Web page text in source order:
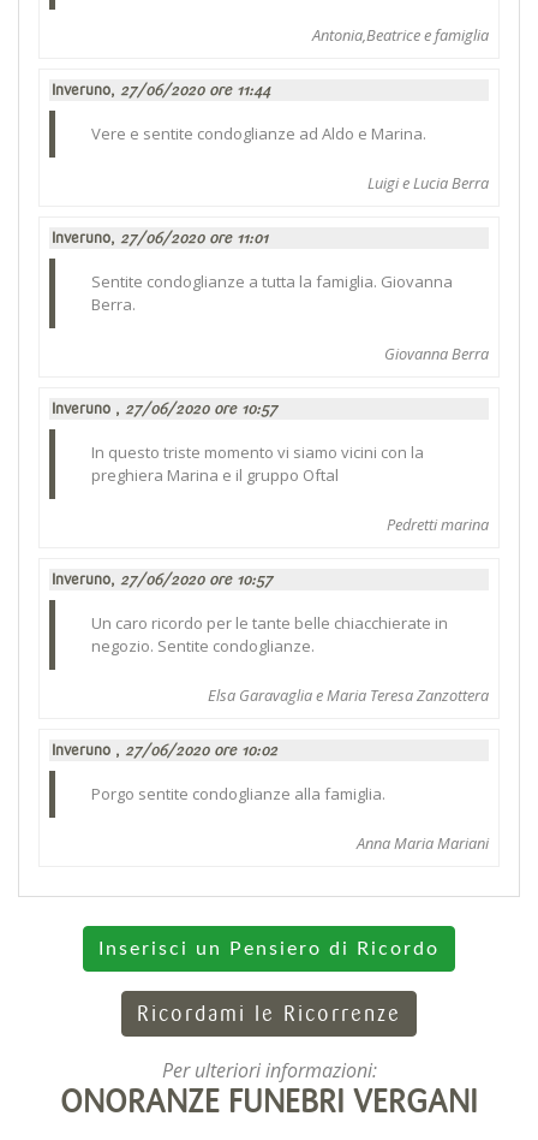
Antonia,Beatrice e famiglia
Inveruno, 27/06/2020 ore 11:44
Vere e sentite condoglianze ad Aldo e Marina.
Luigi e Lucia Berra
Inveruno, 27/06/2020 ore 11:01
Sentite condoglianze a tutta la famiglia. Giovanna
Berra.
Giovanna Berra
Inveruno , 27/06/2020 ore 10:57
In questo triste momento vi siamo vicini con la
preghiera Marina e il gruppo Oftal
Pedretti marina
Inveruno, 27/06/2020 ore 10:57
Un caro ricordo per le tante belle chiacchierate in
negozio. Sentite condoglianze.
Elsa Garavaglia e Maria Teresa Zanzottera
Inveruno , 27/06/2020 ore 10:02
Porgo sentite condoglianze alla famiglia.
Anna Maria Mariani
Inserisci un Pensiero di Ricordo
Ricordami le Ricorrenze
Per ulteriori informazioni:
ONORANZE FUNEBRI VERGANI